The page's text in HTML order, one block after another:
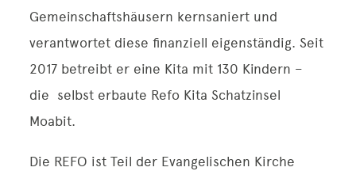
Gemeinschaftshäusern kernsaniert und
verantwortet diese finanziell eigenständig. Seit
2017 betreibt er eine Kita mit 130 Kindern –
die selbst erbaute Refo Kita Schatzinsel
Moabit.
Die REFO ist Teil der Evangelischen Kirche